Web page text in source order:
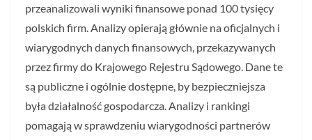
przeanalizowali wyniki finansowe ponad 100 tysięcy
polskich firm. Analizy opierają głównie na oficjalnych i
wiarygodnych danych finansowych, przekazywanych
przez firmy do Krajowego Rejestru Sądowego. Dane te
są publiczne i ogólnie dostępne, by bezpieczniejsza
była działalność gospodarcza. Analizy i rankingi
pomagają w sprawdzeniu wiarygodności partnerów